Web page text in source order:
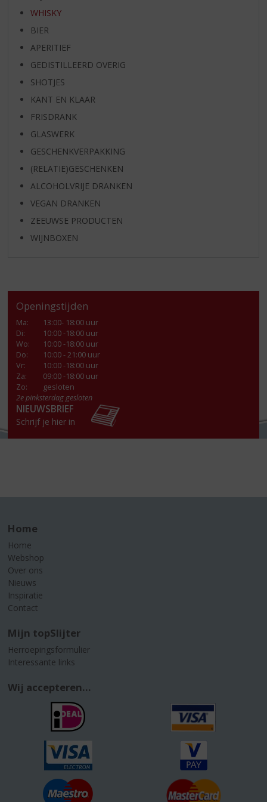
WHISKY
BIER
APERITIEF
GEDISTILLEERD OVERIG
SHOTJES
KANT EN KLAAR
FRISDRANK
GLASWERK
GESCHENKVERPAKKING
(RELATIE)GESCHENKEN
ALCOHOLVRIJE DRANKEN
VEGAN DRANKEN
ZEEUWSE PRODUCTEN
WIJNBOXEN
Openingstijden
Ma:
13:00- 18:00 uur
Di:
10:00 -18:00 uur
Wo:
10:00 -18:00 uur
Do:
10:00 - 21:00 uur
Vr:
10:00 -18:00 uur
Za:
09:00 -18:00 uur
Zo:
gesloten
2e pinksterdag gesloten
NIEUWSBRIEF
Schrijf je hier in
Home
Home
Webshop
Over ons
Nieuws
Inspiratie
Contact
Mijn topSlijter
Herroepingsformulier
Interessante links
Wij accepteren...